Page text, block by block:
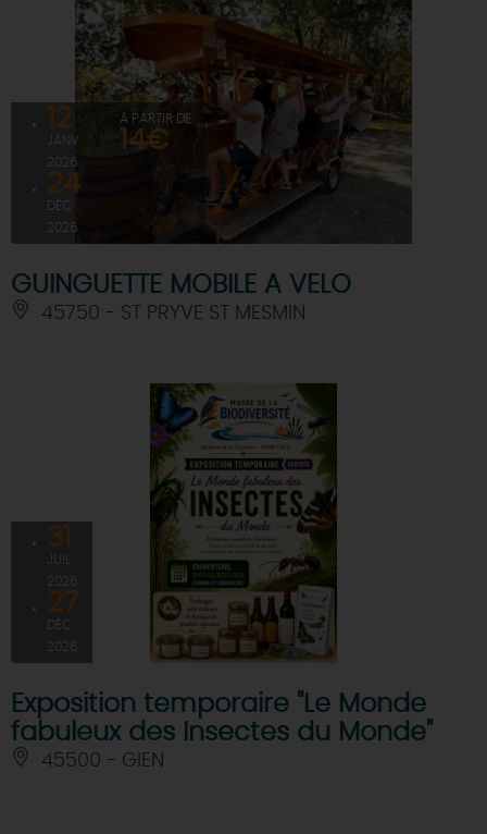
12
JANV
2026
24
DÉC
2026
À PARTIR DE
14€
GUINGUETTE MOBILE A VELO
45750 - ST PRYVE ST MESMIN
31
2026
27
DÉC
2026
Exposition temporaire "Le Monde
fabuleux des Insectes du Monde"
45500 - GIEN